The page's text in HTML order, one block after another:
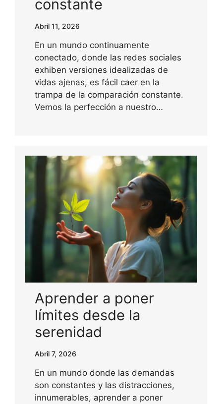
constante
Abril 11, 2026
En un mundo continuamente
conectado, donde las redes sociales
exhiben versiones idealizadas de
vidas ajenas, es fácil caer en la
trampa de la comparación constante.
Vemos la perfección a nuestro…
Aprender a poner
límites desde la
serenidad
Abril 7, 2026
En un mundo donde las demandas
son constantes y las distracciones,
innumerables, aprender a poner